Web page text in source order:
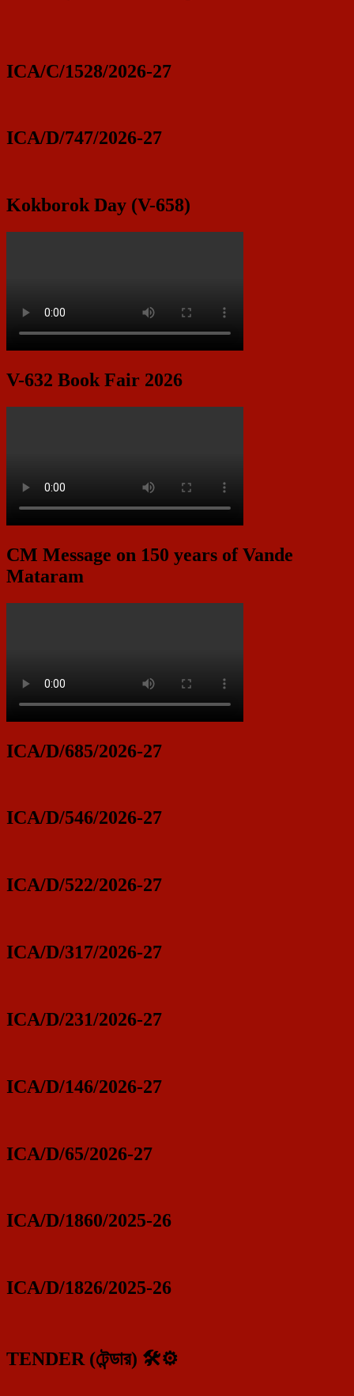
ICA/C/1528/2026-27
ICA/D/747/2026-27
Kokborok Day (V-658)
V-632 Book Fair 2026
CM Message on 150 years of Vande
Mataram
ICA/D/685/2026-27
ICA/D/546/2026-27
ICA/D/522/2026-27
ICA/D/317/2026-27
ICA/D/231/2026-27
ICA/D/146/2026-27
ICA/D/65/2026-27
ICA/D/1860/2025-26
ICA/D/1826/2025-26
TENDER (টেন্ডার) 🛠️⚙️